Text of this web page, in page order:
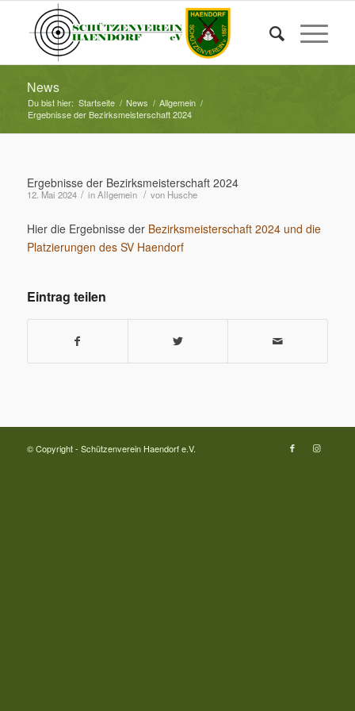
News
Du bist hier: Startseite / News / Allgemein /
Ergebnisse der Bezirksmeisterschaft 2024
Ergebnisse der Bezirksmeisterschaft 2024
12. Mai 2024 / inAllgemein / von Husche
Hier die Ergebnisse der Bezirksmeisterschaft 2024 und die
Platzierungen des SV Haendorf
Eintrag teilen
© Copyright - Schützenverein Haendorf e.V.